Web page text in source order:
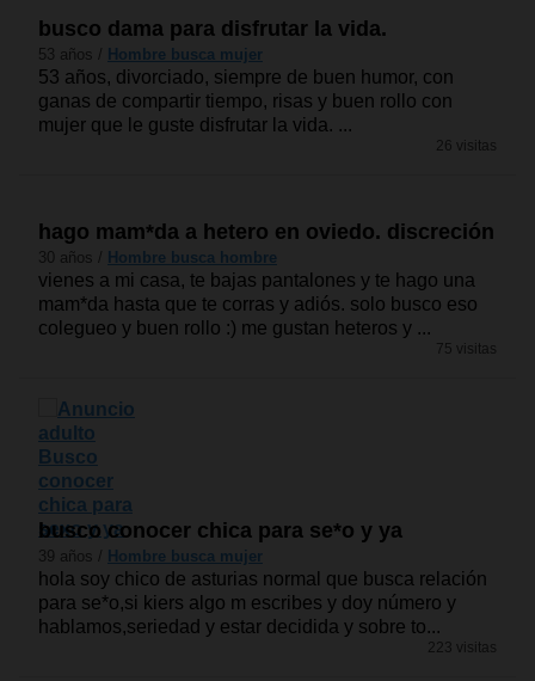
busco dama para disfrutar la vida.
53 años / Hombre busca mujer
53 años, divorciado, siempre de buen humor, con
ganas de compartir tiempo, risas y buen rollo con
mujer que le guste disfrutar la vida. ...
26 visitas
hago mam*da a hetero en oviedo. discreción
30 años / Hombre busca hombre
vienes a mi casa, te bajas pantalones y te hago una
mam*da hasta que te corras y adiós. solo busco eso
colegueo y buen rollo :) me gustan heteros y ...
75 visitas
busco conocer chica para se*o y ya
39 años / Hombre busca mujer
hola soy chico de asturias normal que busca relación
para se*o,si kiers algo m escribes y doy número y
hablamos,seriedad y estar decidida y sobre to...
223 visitas